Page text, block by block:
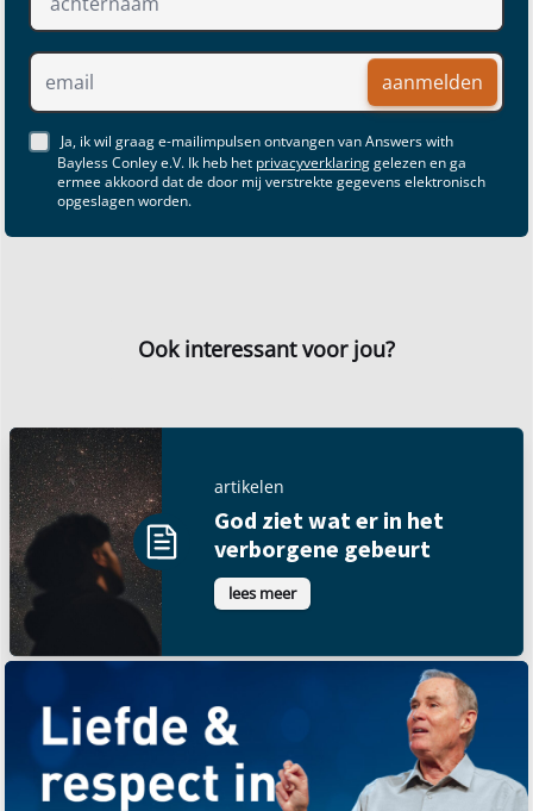
aanmelden
Ja, ik wil graag e-mailimpulsen ontvangen van Answers with
Bayless Conley e.V. Ik heb het privacyverklaringgelezen en ga
ermee akkoord dat de door mij verstrekte gegevens elektronisch
opgeslagen worden.
Ook interessant voor jou?
artikelen
God ziet wat er in het
verborgene gebeurt
lees meer